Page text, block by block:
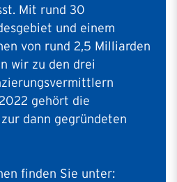
Mit rund 30
und einem
von rund 2,5 Milliarden
wir zu den drei
gehört die
dann gegründeten
finden Sie unter: